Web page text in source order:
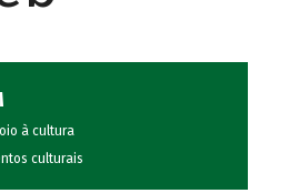
à cultura
culturais